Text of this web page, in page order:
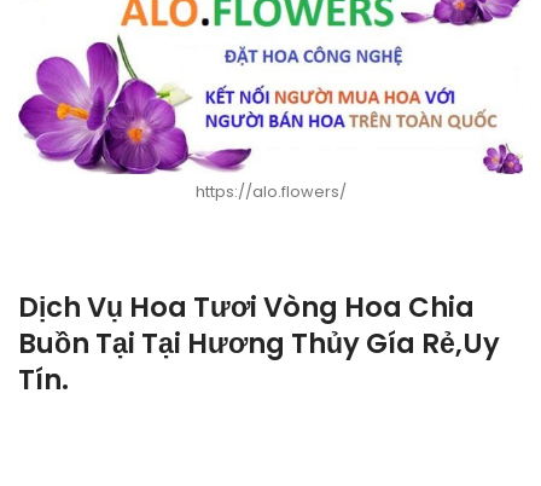
https://alo.flowers/
Dịch Vụ Hoa Tươi Vòng Hoa Chia
Buồn Tại Tại Hương Thủy Gía Rẻ,Uy
Tín.